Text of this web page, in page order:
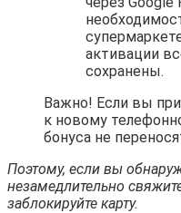
активации
сохранены.
Важно! Если вы
к новому
бонуса не
Поэтому, если вы
незамедлительно
заблокируйте карту.